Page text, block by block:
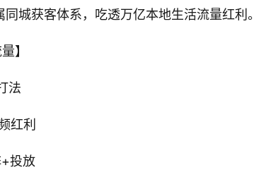
城获客体系，吃透万亿本地生活流量红利。
】
法
红利
投放